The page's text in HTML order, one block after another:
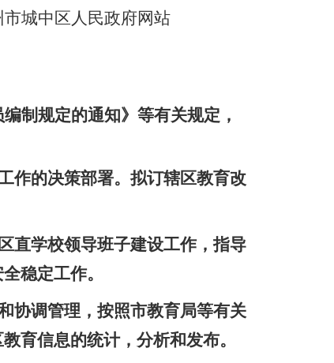
市城中区人民政府网站
制规定的通知》等有关规定，
作的决策部署。拟订辖区教育改
直学校领导班子建设工作，指导
稳定工作。
协调管理，按照市教育局等有关
育信息的统计，分析和发布。